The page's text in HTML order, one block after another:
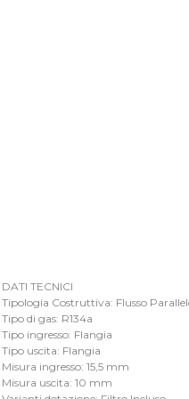
DATI TECNICI
Tipologia Costruttiva: Flusso
Tipo di gas: R134a
Tipo ingresso: Flangia
Tipo uscita: Flangia
Misura ingresso: 15,5 mm
Misura uscita: 10 mm